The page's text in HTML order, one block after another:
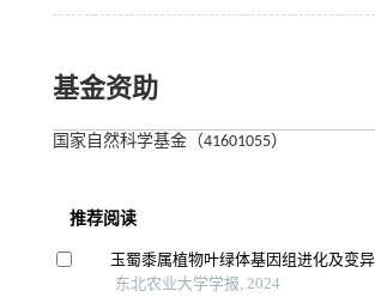
基金资助
国家自然科学基金（41601055）